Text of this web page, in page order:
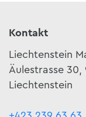
Kontakt
Liechtenstein
Äulestrasse 30,
Liechtenstein